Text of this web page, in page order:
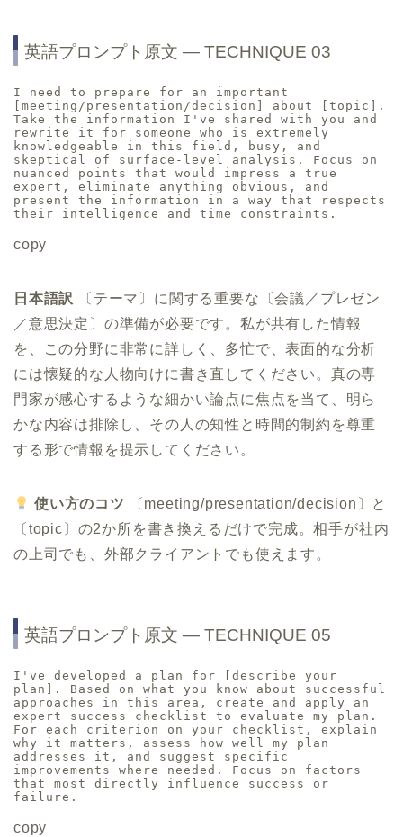
英語プロンプト原文 ― TECHNIQUE 03
I need to prepare for an important
[meeting/presentation/decision] about [topic].
Take the information I've shared with you and
rewrite it for someone who is extremely
knowledgeable in this field, busy, and
skeptical of surface-level analysis. Focus on
nuanced points that would impress a true
expert, eliminate anything obvious, and
present the information in a way that respects
their intelligence and time constraints.
copy
日本語訳
〔テーマ〕に関する重要な〔会議／プレゼン
／意思決定〕の準備が必要です。私が共有した情報
を、この分野に非常に詳しく、多忙で、表面的な分析
には懐疑的な人物向けに書き直してください。真の専
門家が感心するような細かい論点に焦点を当て、明ら
かな内容は排除し、その人の知性と時間的制約を尊重
する形で情報を提示してください。
使い方のコツ
〔meeting/presentation/decision〕と
〔topic〕の2か所を書き換えるだけで完成。相手が社内
の上司でも、外部クライアントでも使えます。
英語プロンプト原文 ― TECHNIQUE 05
I've developed a plan for [describe your
plan]. Based on what you know about successful
approaches in this area, create and apply an
expert success checklist to evaluate my plan.
For each criterion on your checklist, explain
why it matters, assess how well my plan
addresses it, and suggest specific
improvements where needed. Focus on factors
that most directly influence success or
failure.
copy